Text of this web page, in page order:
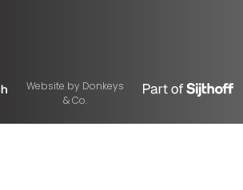
Website by Donkeys
& Co.